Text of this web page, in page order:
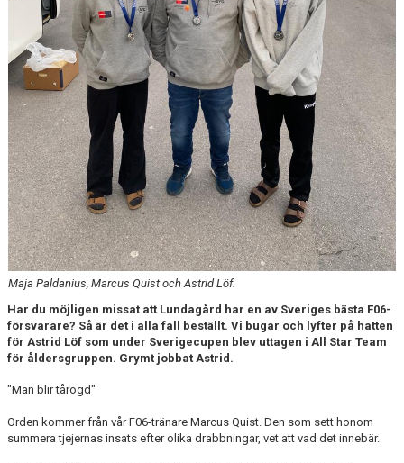
FRITIDSKORTET
Maja Paldanius, Marcus Quist och Astrid Löf.
Har du möjligen missat att Lundagård har en av Sveriges bästa F06-
försvarare? Så är det i alla fall beställt. Vi bugar och lyfter på hatten
för Astrid Löf som under Sverigecupen blev uttagen i All Star Team
för åldersgruppen. Grymt jobbat Astrid.
"Man blir tårögd"
Orden kommer från vår F06-tränare Marcus Quist. Den som sett honom
summera tjejernas insats efter olika drabbningar, vet att vad det innebär.